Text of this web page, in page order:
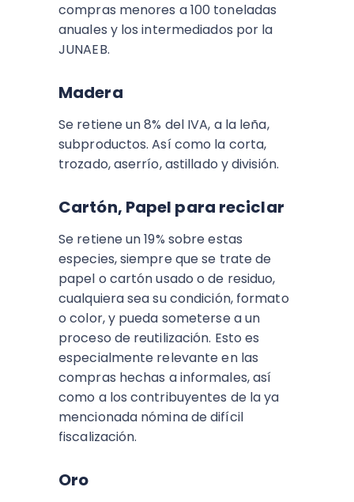
compras menores a 100 toneladas
anuales y los intermediados por la
JUNAEB.
Madera
Se retiene un 8% del IVA, a la leña,
subproductos. Así como la corta,
trozado, aserrío, astillado y división.
Cartón, Papel para reciclar
Se retiene un 19% sobre estas
especies, siempre que se trate de
papel o cartón usado o de residuo,
cualquiera sea su condición, formato
o color, y pueda someterse a un
proceso de reutilización. Esto es
especialmente relevante en las
compras hechas a informales, así
como a los contribuyentes de la ya
mencionada nómina de difícil
fiscalización.
Oro